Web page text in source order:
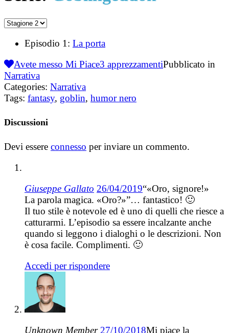
Episodio 1: La porta
Avete messo Mi Piace3 apprezzamentiPubblicato in
Narrativa
Categories: Narrativa
Tags: fantasy, goblin, humor nero
Discussioni
Devi essere connesso per inviare un commento.
Giuseppe Gallato 26/04/2019“«Oro, signore!»
La parola magica. «Oro?»”… fantastico! 🙂
Il tuo stile è notevole ed è uno di quelli che riesce a
catturarmi. L’episodio sa essere incalzante anche
quando si leggono i dialoghi o le descrizioni. Non
è cosa facile. Complimenti. 🙂
Accedi per rispondere
Unknown Member 27/10/2018Mi piace la